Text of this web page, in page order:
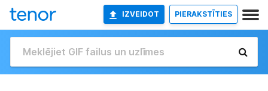
IZVEIDOT PIERAKSTĪTIES